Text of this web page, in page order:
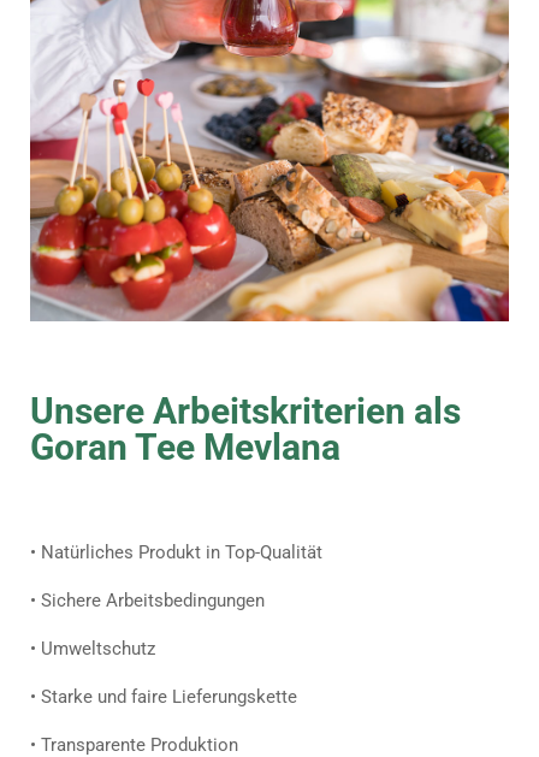
Unsere Arbeitskriterien als
Goran Tee Mevlana
• Natürliches Produkt in Top-Qualität
• Sichere Arbeitsbedingungen
• Umweltschutz
• Starke und faire Lieferungskette
• Transparente Produktion